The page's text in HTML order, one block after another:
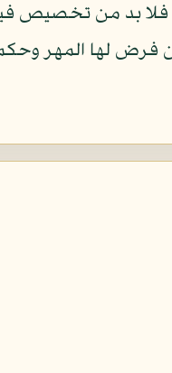
فلا بد من تخصيص
لها المهر